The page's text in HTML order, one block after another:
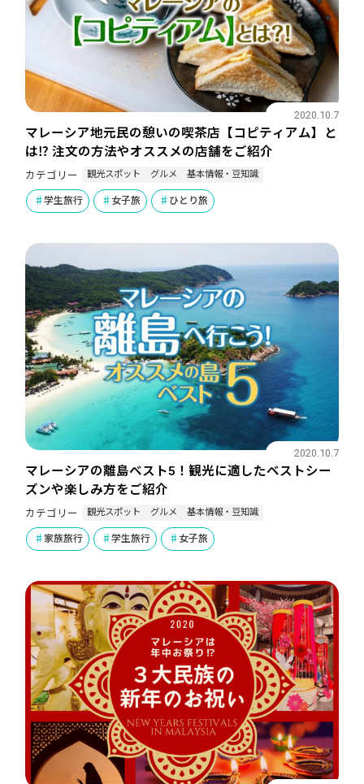
マレーシア地元民の憩いの喫茶店【コピティアム】と
は⁉ 注文の方法やオススメの店舗をご紹介
2020.10.7
カテゴリー 観光スポット グルメ 基本情報・豆知識
学生旅行 女子旅 ひとり旅
マレーシアの離島ベスト5！観光に適したベストシー
ズンや楽しみ方をご紹介
2020.10.7
カテゴリー 観光スポット グルメ 基本情報・豆知識
家族旅行 学生旅行 女子旅